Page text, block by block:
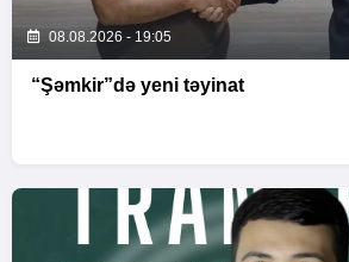
08.08.2026 - 19:05
“Şəmkir”də yeni təyinat